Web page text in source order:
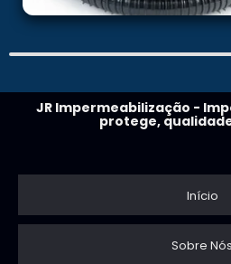
JR Impermeabilização -
protege,
Início
Sobre Nós